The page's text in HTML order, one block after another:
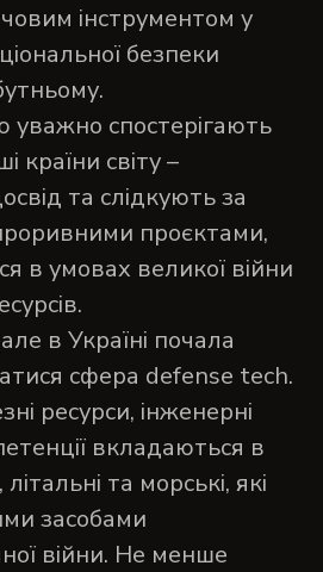
інструментом у
безпеки
уважно спостерігають
країни світу –
та слідкують за
проєктами,
в умовах великої війни
в Україні почала
сфера defense tech.
ресурси, інженерні
вкладаються в
та морські, які
засобами
війни. Не менше